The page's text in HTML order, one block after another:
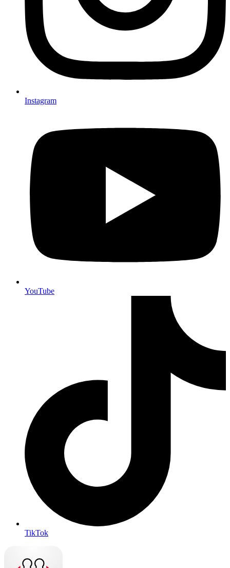
Instagram
YouTube
TikTok